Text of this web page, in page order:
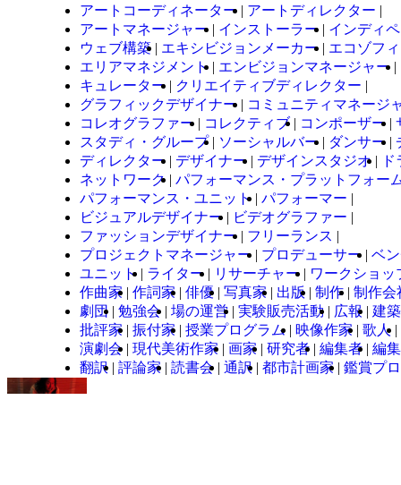
アートコーディネーター
アートディレクター
アートマネージャー
インストーラー
インディ
ウェブ構築
エキシビジョンメーカー
エコゾフ
エリアマネジメント
エンビジョンマネージャー
キュレーター
クリエイティブディレクター
グラフィックデザイナー
コミュニティマネージ
コレオグラファー
コレクティブ コンポーザー
スタディ・グループ
ソーシャルバー ダンサー
ディレクター
デザイナー デザインスタジオ
ネットワーク
パフォーマンス・プラットフォー
パフォーマンス・ユニット
パフォーマー
ビジュアルデザイナー
ビデオグラファー
ファッションデザイナー
フリーランス
プロジェクトマネージャー
プロデューサー
ベ
ユニット
ライター リサーチャー
ワークショッ
作曲家
作詞家 俳優 写真家 出版 制作
制作会
劇団
勉強会 場の運営 実験販売活動 広報
建
批評家
振付家 授業プログラム 映像作家
歌人
演劇会
現代美術作家 画家 研究者 編集者
編
翻訳
評論家 読書会 通訳 都市計画家 鑑賞プ